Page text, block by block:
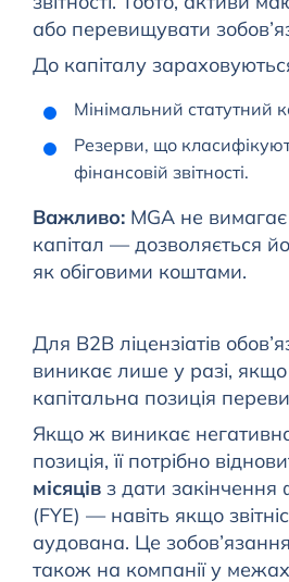
або перевищувати
До капіталу
Мінімальний статутний
Резерви, що
фінансовій звітності.
Важливо: MGA не
капітал — дозволяється
як обіговими коштами.
Для B2B ліцензіатів
виникає лише у разі,
капітальна позиція
Якщо ж виникає
позиція, її потрібно
місяців з дати закінчення
(FYE) — навіть якщо
аудована. Це
також на компанії у